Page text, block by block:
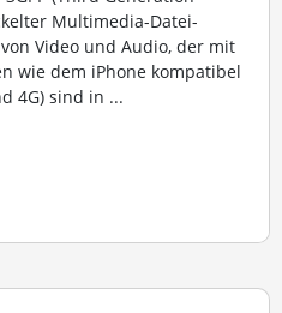
Multimedia-Datei-
Video und Audio, der mit
wie dem iPhone kompatibel
4G) sind in ...